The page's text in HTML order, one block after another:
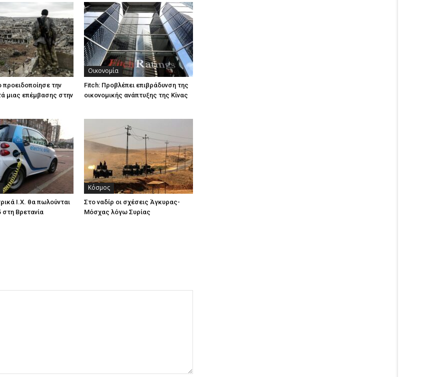
προειδοποίησε την
μιας επέμβασης στην
Οικονομία
Fitch: Προβλέπει επιβράδυνση της
οικονομικής ανάπτυξης της Κίνας
Ι.Χ. θα πωλούνται
στη Βρετανία
Κόσμος
Στο ναδίρ οι σχέσεις Άγκυρας-
Μόσχας λόγω Συρίας